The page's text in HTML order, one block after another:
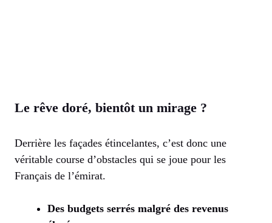
Le rêve doré, bientôt un mirage ?
Derrière les façades étincelantes, c’est donc une
véritable course d’obstacles qui se joue pour les
Français de l’émirat.
Des budgets serrés malgré des revenus